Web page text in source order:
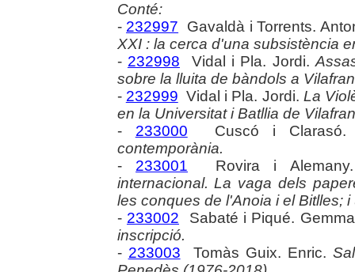
Conté:
- 232997 Gavaldà i Torrents.
XXI : la cerca d'una subsistència
- 232998 Vidal i Pla. Jordi.
sobre la lluita de bàndols a
- 232999 Vidal i Pla. Jordi. La
en la Universitat i Batllia de
- 233000 Cuscó i
contemporània.
- 233001 Rovira i
internacional. La vaga dels
les conques de l'Anoia i el Bitlles;
- 233002 Sabaté i Piqué.
inscripció.
- 233003 Tomàs Guix. Enric.